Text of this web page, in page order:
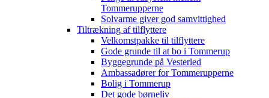
Tommerupperne
Solvarme giver god samvittighed
Tiltrækning af tilflyttere
Velkomstpakke til tilflyttere
Gode grunde til at bo i Tommerup
Byggegrunde på Vesterled
Ambassadører for Tommerupperne
Bolig i Tommerup
Det gode børneliv